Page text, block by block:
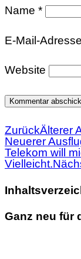
Name *
E-Mail-Adresse
Website
ZurückÄlterer
Neuerer
Telekom will
Vielleicht.
Ganz neu für